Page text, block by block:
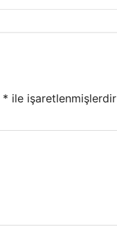
* ile işaretlenmişlerdir